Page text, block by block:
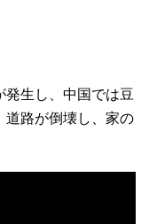
発生し、中国では豆
道路が倒壊し、家の